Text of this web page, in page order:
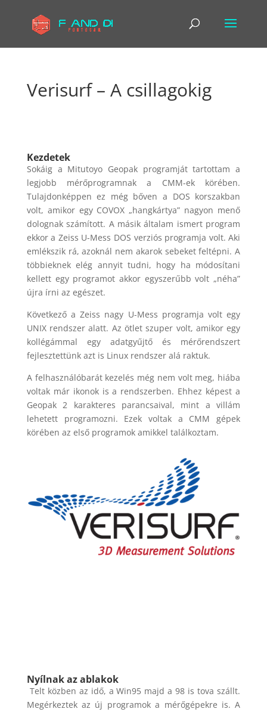
Verisurf – A csillagokig
Kezdetek
Sokáig a Mitutoyo Geopak programját tartottam a
legjobb mérőprogramnak a CMM-ek körében.
Tulajdonképpen ez még bőven a DOS korszakban
volt, amikor egy COVOX „hangkártya” nagyon menő
dolognak számított. A másik általam ismert program
ekkor a Zeiss U-Mess DOS verziós programja volt. Aki
emlékszik rá, azoknál nem akarok sebeket feltépni. A
többieknek elég annyit tudni, hogy ha módosítani
kellett egy programot akkor egyszerűbb volt „néha”
újra írni az egészet.
Következő a Zeiss nagy U-Mess programja volt egy
UNIX rendszer alatt. Az ötlet szuper volt, amikor egy
kollégámmal egy adatgyűjtő és mérőrendszert
fejlesztettünk azt is Linux rendszer alá raktuk.
A felhasználóbarát kezelés még nem volt meg, hiába
voltak már ikonok is a rendszerben. Ehhez képest a
Geopak 2 karakteres parancsaival, mint a villám
lehetett programozni. Ezek voltak a CMM gépek
körében az első programok amikkel találkoztam.
Nyílnak az ablakok
Telt közben az idő, a Win95 majd a 98 is tova szállt.
Megérkeztek az új programok a mérőgépekre is. A